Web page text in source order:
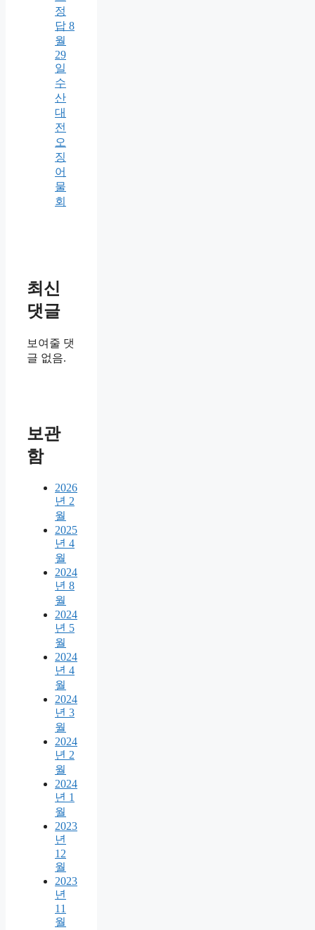
정
답 8
월
29
일
수
산
대
전
오
징
어
물
회
최신
댓글
보여줄 댓
글 없음.
보관
함
2026
년 2
월
2025
년 4
월
2024
년 8
월
2024
년 5
월
2024
년 4
월
2024
년 3
월
2024
년 2
월
2024
년 1
월
2023
년
12
월
2023
년
11
월